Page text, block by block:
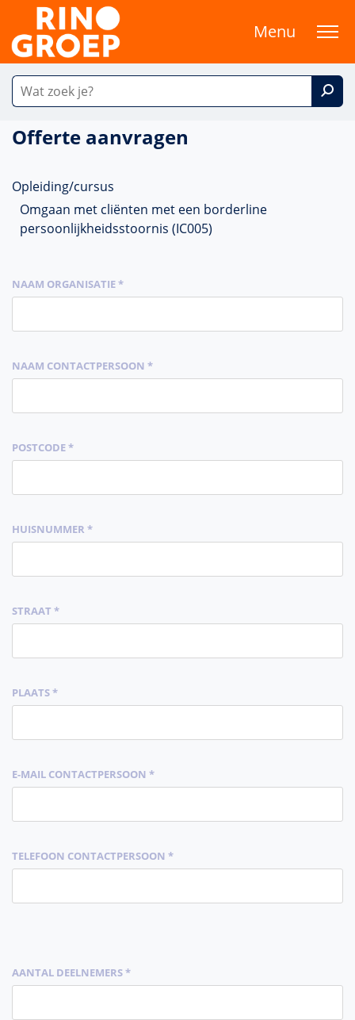
Menu
Offerte aanvragen
Opleiding/cursus
Omgaan met cliënten met een borderline
persoonlijkheidsstoornis (IC005)
NAAM ORGANISATIE *
NAAM CONTACTPERSOON *
POSTCODE *
HUISNUMMER *
STRAAT *
PLAATS *
E-MAIL CONTACTPERSOON *
TELEFOON CONTACTPERSOON *
AANTAL DEELNEMERS *